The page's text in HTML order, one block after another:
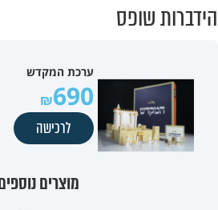
הידברות שופס
ערכת המקדש
690
לרכישה
מוצרים